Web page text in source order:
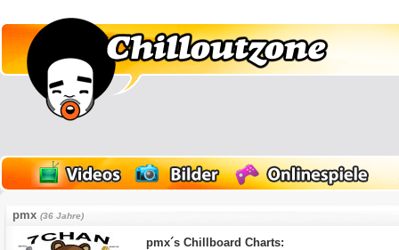
pmx(36 Jahre)
pmx´s Chillboard Charts: